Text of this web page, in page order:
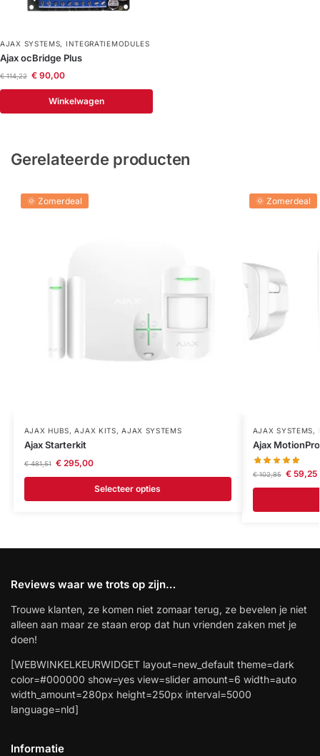
AJAX SYSTEMS, INTEGRATIEMODULES
Ajax ocBridge Plus
€114,22 €90,00
Winkelwagen
Gerelateerde producten
🌞 Zomerdeal
AJAX HUBS,AJAX KITS,AJAX SYSTEMS
Ajax Starterkit
€481,51 €295,00
Selecteer opties
🌞 Zomerdeal
AJAX SYSTEMS,
Ajax
€102,85 €59,25
Reviews waar we trots op zijn…
Trouwe klanten, ze komen niet zomaar terug, ze bevelen je niet
alleen aan maar ze staan erop dat hun vrienden zaken met je
doen!
[WEBWINKELKEURWIDGET layout=new_default theme=dark
color=#000000 show=yes view=slider amount=6 width=auto
width_amount=280px height=250px interval=5000
language=nld]
Informatie